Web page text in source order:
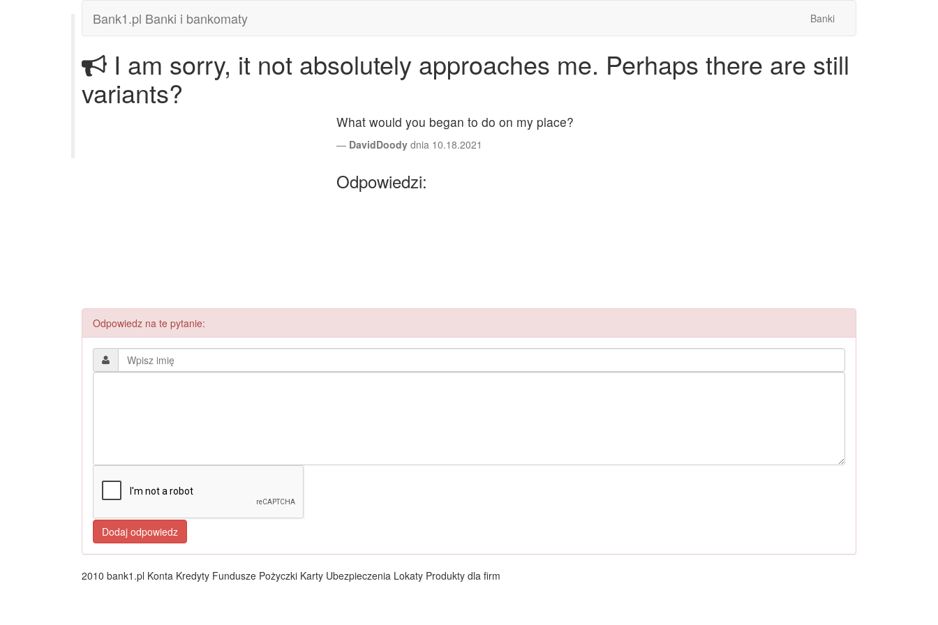
Bank1.pl Banki i bankomaty Banki
I am sorry, it not absolutely approaches me. Perhaps there are still
variants?
What would you began to do on my place?
DavidDoody dnia 10.18.2021
Odpowiedzi:
Odpowiedz na te pytanie:
2010 bank1.pl Konta Kredyty Fundusze Pożyczki Karty Ubezpieczenia Lokaty Produkty dla firm